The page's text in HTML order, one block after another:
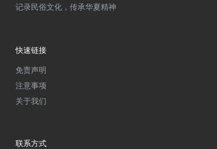
记录民俗文化，传承华夏精神
快速链接
免责声明
注意事项
关于我们
联系方式